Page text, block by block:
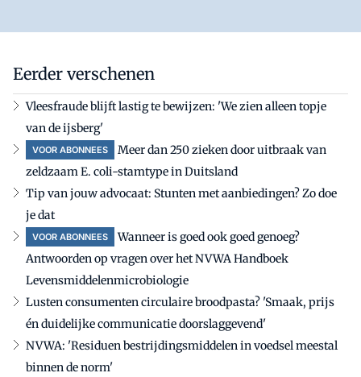
Eerder verschenen
Vleesfraude blijft lastig te bewijzen: 'We zien alleen topje
van de ijsberg'
VOOR ABONNEES
Meer dan 250 zieken door uitbraak van
zeldzaam E. coli-stamtype in Duitsland
Tip van jouw advocaat: Stunten met aanbiedingen? Zo doe
je dat
VOOR ABONNEES
Wanneer is goed ook goed genoeg?
Antwoorden op vragen over het NVWA Handboek
Levensmiddelenmicrobiologie
Lusten consumenten circulaire broodpasta? 'Smaak, prijs
én duidelijke communicatie doorslaggevend'
NVWA: 'Residuen bestrijdingsmiddelen in voedsel meestal
binnen de norm'